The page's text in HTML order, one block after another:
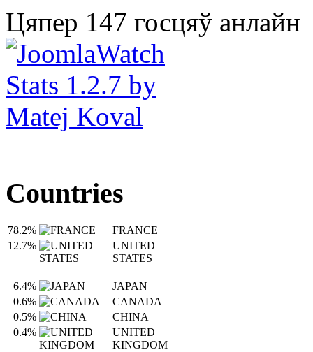
Цяпер 147 госцяў анлайн
Countries
78.2%
FRANCE
12.7%
UNITED
STATES
6.4%
JAPAN
0.6%
CANADA
0.5%
CHINA
0.4%
UNITED
KINGDOM